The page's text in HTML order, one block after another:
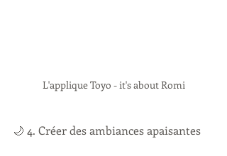
L'applique Toyo - it's about Romi
🌙 4. Créer des ambiances apaisantes